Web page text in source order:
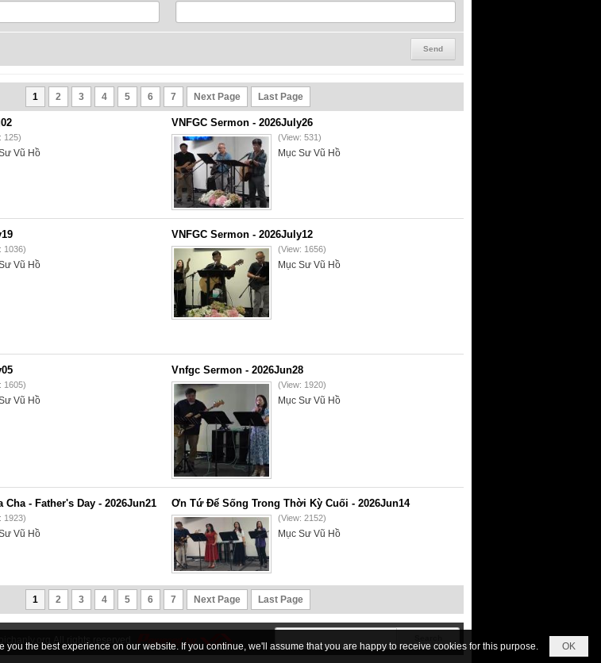
1 2 3 4 5 6 7 Next Page Last Page
125)
Vũ Hồ
VNFGC Sermon - 2026July26
(View: 531)
Mục Sư Vũ Hồ
1036)
Vũ Hồ
VNFGC Sermon - 2026July12
(View: 1656)
Mục Sư Vũ Hồ
1605)
Vũ Hồ
Vnfgc Sermon - 2026Jun28
(View: 1920)
Mục Sư Vũ Hồ
- Father's Day - 2026Jun21
1923)
Vũ Hồ
Ơn Tứ Để Sống Trong Thời Kỳ Cuối - 2026Jun14
(View: 2152)
Mục Sư Vũ Hồ
1 2 3 4 5 6 7 Next Page Last Page
All rights reserved
OK
the best experience on our website. If you continue, we'll assume that you are happy to receive cookies for this purpose.